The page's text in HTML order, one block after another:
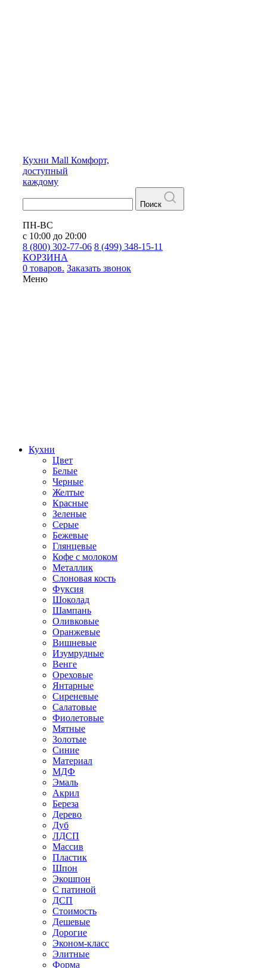
Кухни Mall Комфорт,
доступный
каждому
Поиск
ПН-ВС
с 10:00 до 20:00
8 (800) 302-77-06 8 (499) 348-15-11
КОРЗИНА
0 товаров. Заказать звонок
Меню
Кухни
Цвет
Белые
Черные
Желтые
Красные
Зеленые
Серые
Бежевые
Глянцевые
Кофе с молоком
Металлик
Слоновая кость
Фуксия
Шоколад
Шампань
Оливковые
Оранжевые
Вишневые
Изумрудные
Венге
Ореховые
Янтарные
Сиреневые
Салатовые
Фиолетовые
Мятные
Золотые
Синие
Материал
МДФ
Эмаль
Акрил
Береза
Дерево
Дуб
ЛДСП
Массив
Пластик
Шпон
Экошпон
С патиной
ДСП
Стоимость
Дешевые
Дорогие
Эконом-класс
Элитные
Форма